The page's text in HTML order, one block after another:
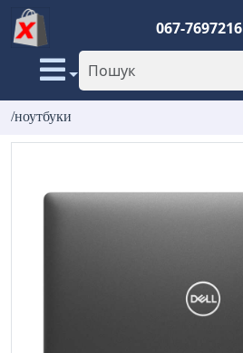
067-7697216
/ноутбуки